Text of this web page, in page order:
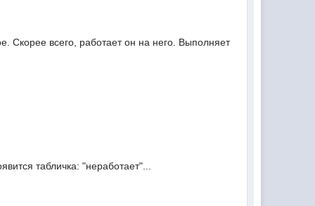
Скорее всего, работает он на него. Выполняет
табличка: "неработает"...